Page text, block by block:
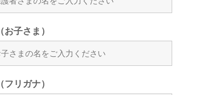
お子さま）
フリガナ）